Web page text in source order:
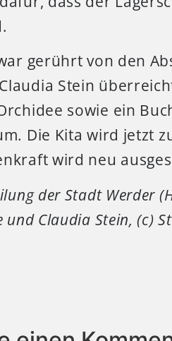
gerührt von den
Stein
sowie ein
Die Kita wird jetzt
wird neu
der Stadt Werder
und Claudia Stein, (c)